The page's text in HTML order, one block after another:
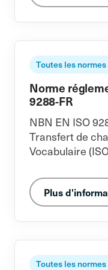
Toutes les
Norme
9288-FR
NBN EN ISO
Transfert de
Vocabulaire
Plus
Toutes les